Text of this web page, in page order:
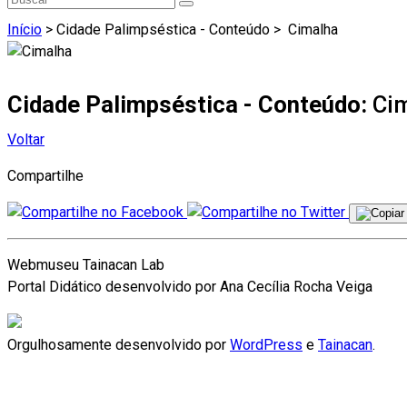
Início > Cidade Palimpséstica - Conteúdo > Cimalha
Cidade Palimpséstica - Conteúdo:
Voltar
Compartilhe
Webmuseu Tainacan Lab
Portal Didático desenvolvido por Ana Cecília Rocha Veiga
Orgulhosamente desenvolvido por WordPress e Tainacan.